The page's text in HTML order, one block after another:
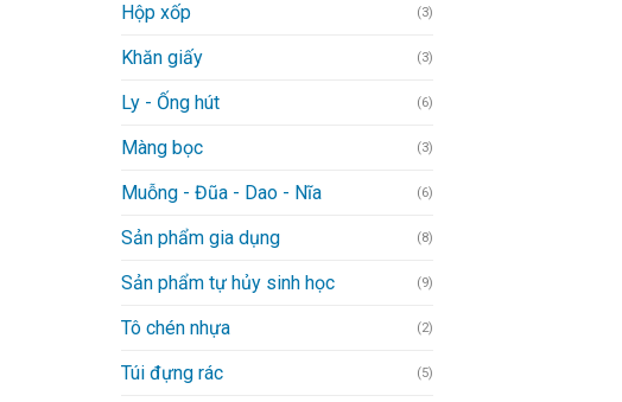
Hộp xốp (3)
Khăn giấy (3)
Ly - Ống hút (6)
Màng bọc (3)
Muỗng - Đũa - Dao - Nĩa (6)
Sản phẩm gia dụng (8)
Sản phẩm tự hủy sinh học (9)
Tô chén nhựa (2)
Túi đựng rác (5)